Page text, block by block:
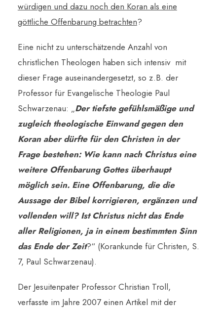
würdigen und dazu noch den Koran als eine
göttliche Offenbarung betrachten?
Eine nicht zu unterschätzende Anzahl von
christlichen Theologen haben sich intensiv mit
dieser Frage auseinandergesetzt, so z.B. der
Professor für Evangelische Theologie Paul
Schwarzenau: „Der tiefste gefühlsmäßige und
zugleich theologische Einwand gegen den
Koran aber dürfte für den Christen in der
Frage bestehen: Wie kann nach Christus eine
weitere Offenbarung Gottes überhaupt
möglich sein. Eine Offenbarung, die die
Aussage der Bibel korrigieren, ergänzen und
vollenden will? Ist Christus nicht das Ende
aller Religionen, ja in einem bestimmten Sinn
das Ende der Zeit?“ (Korankunde für Christen, S.
7, Paul Schwarzenau).
Der Jesuitenpater Professor Christian Troll,
verfasste im Jahre 2007 einen Artikel mit der